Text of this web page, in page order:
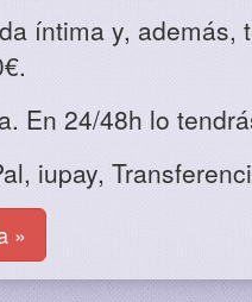
íntima y, además,
En 24/48h lo
iupay,
»